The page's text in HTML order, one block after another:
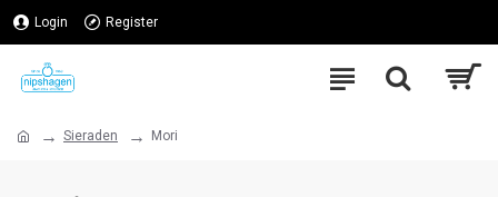
Login Register
Sieraden Mori